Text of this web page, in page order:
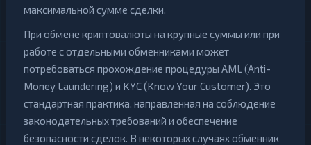
максимальной сумме сделки.
При обмене криптовалюты на крупные суммы или при
работе с отдельными обменниками может
потребоваться прохождение процедуры AML (Anti-
Money Laundering) и KYC (Know Your Customer). Это
стандартная практика, направленная на соблюдение
законодательных требований и обеспечение
безопасности сделок. В некоторых случаях обменник